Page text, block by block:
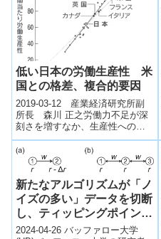
低い日本の労働生産性 米
国との格差、複合的要因
2019-03-12 産業経済研究所副
所長 森川 正之労働力不足が深
刻さを増すなか、生産性への関
心が高まっている。日本の労働
生産性の水準は米国の約3分の2
で、主...
新たなアルゴリズムが「ノ
イズの多い」データを切断
し、ティッピングポイント
をより的確に予測する
2024-04-26 バッファロー大学